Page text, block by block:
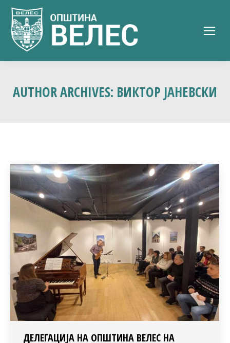
AUTHOR ARCHIVES: ВИКТОР ЈАНЕВСКИ
ДЕЛЕГАЦИЈА НА ОПШТИНА ВЕЛЕС НА